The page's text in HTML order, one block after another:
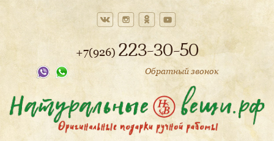
+7(926) 223-30-50
Обратный звонок